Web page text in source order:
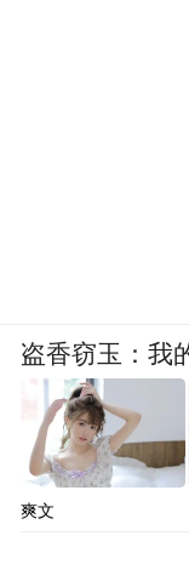
盗香窃玉：我
爽文